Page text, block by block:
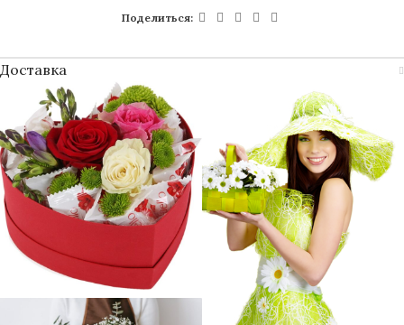
Поделиться:
Доставка